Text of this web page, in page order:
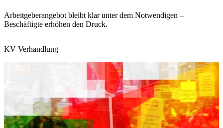
Arbeitgeberangebot bleibt klar unter dem Notwendigen –
Beschäftigte erhöhen den Druck.
KV Verhandlung